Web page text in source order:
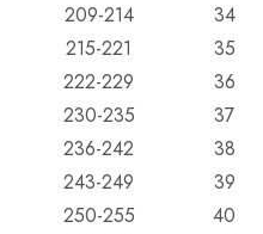
209-214
34
215-221
35
222-229
36
230-235
37
236-242
38
243-249
39
250-255
40